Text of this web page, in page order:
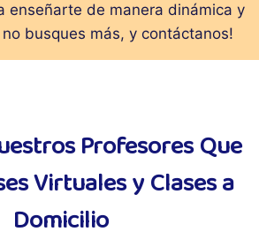
enseñarte de manera dinámica y
no busques más, y contáctanos!
Profesores Que
Virtuales y Clases a
Domicilio